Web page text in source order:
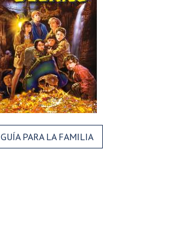
GUÍA PARA LA FAMILIA